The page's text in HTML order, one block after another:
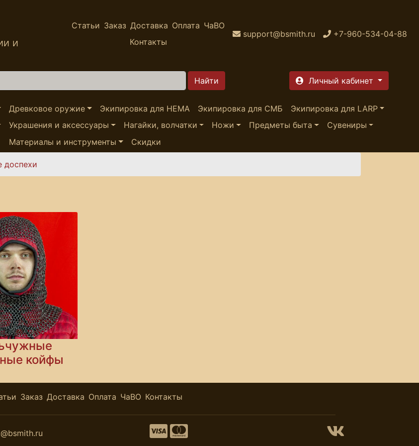
и
Статьи Заказ Доставка Оплата ЧаВО
Контакты
support@bsmith.ru +7-960-534-04-88
Личный кабинет
Древковое оружие Экипировка для HEMA Экипировка для СМБ
Экипировка для LARP
Украшения и аксессуары Нагайки, волчатки Ножи Предметы быта
Сувениры
Материалы и инструменты
Скидки
доспехи
койфы
Заказ Доставка Оплата ЧаВО Контакты